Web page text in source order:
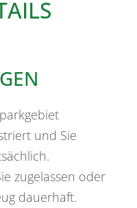
und Sie
zugelassen oder
dauerhaft.